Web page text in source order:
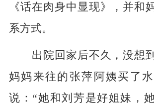
《话在肉身中显现》，并和
系方式。
出院回家后不久，没想到
妈妈来往的张萍阿姨买了
说：“她和刘芳是好姐妹，